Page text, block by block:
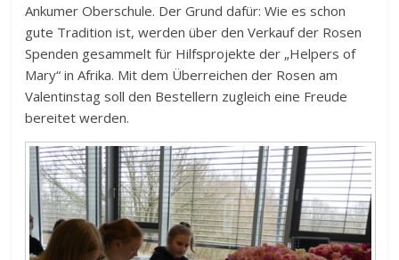
Ankumer Oberschule. Der Grund dafür: Wie es schon
gute Tradition ist, werden über den Verkauf der Rosen
Spenden gesammelt für Hilfsprojekte der „Helpers of
Mary“ in Afrika. Mit dem Überreichen der Rosen am
Valentinstag soll den Bestellern zugleich eine Freude
bereitet werden.